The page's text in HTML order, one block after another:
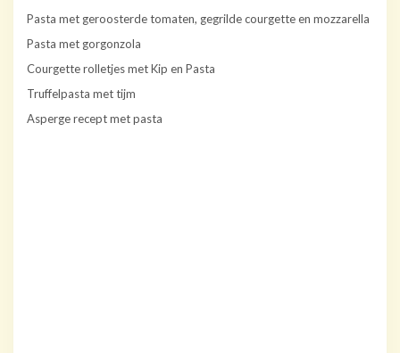
Pasta met geroosterde tomaten, gegrilde courgette en mozzarella
Pasta met gorgonzola
Courgette rolletjes met Kip en Pasta
Truffelpasta met tijm
Asperge recept met pasta